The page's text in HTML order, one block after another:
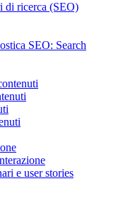
di ricerca (SEO)
SEO: Search
e user stories